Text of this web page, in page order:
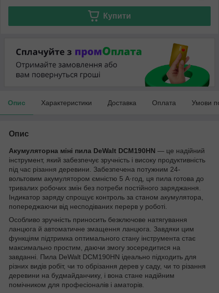
Купити
Опис Характеристики Доставка Оплата Умови
Опис
Акумуляторна міні пила DeWalt DCM190HN — це надійний
інструмент, який забезпечує зручність і високу продуктивність
під час різання деревини. Забезпечена потужним 24-
вольтовим акумулятором ємністю 5 А·год, ця пила готова до
тривалих робочих змін без потреби постійного заряджання.
Індикатор заряду спрощує контроль за станом акумулятора,
попереджаючи від несподіваних перерв у роботі.
Особливо зручність приносить безключове натягування
ланцюга й автоматичне змащення ланцюга. Завдяки цим
функціям підтримка оптимального стану інструмента стає
максимально простим, даючи змогу зосередитися на
завданні. Пила DeWalt DCM190HN ідеально підходить для
різних видів робіт, чи то обрізання дерев у саду, чи то різання
деревини на будмайданчику, і вона стане надійним
помічником для професіоналів і аматорів.